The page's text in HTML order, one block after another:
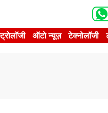
ऑटो न्यूज़ टेक्नोलॉजी